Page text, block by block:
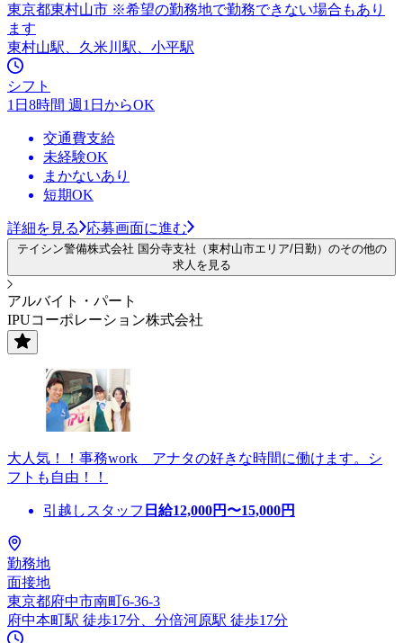
東京都東村山市 ※希望の勤務地で勤務できない場合もあり
ます
東村山駅、久米川駅、小平駅
シフト
1日8時間 週1日からOK
交通費支給
未経験OK
まかないあり
短期OK
詳細を見る 応募画面に進む
テイシン警備株式会社 国分寺支社（東村山市エリア/日勤）のその他の
求人を見る
アルバイト・パート
IPUコーポレーション株式会社
大人気！！事務work アナタの好きな時間に働けます。シ
フトも自由！！
引越しスタッフ 日給12,000円〜15,000円
勤務地
面接地
東京都府中市南町6-36-3
府中本町駅 徒歩17分、分倍河原駅 徒歩17分